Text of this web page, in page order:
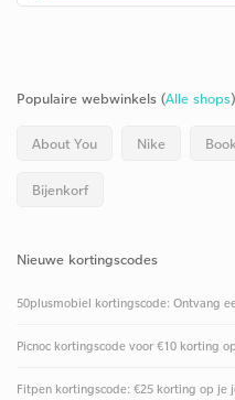
Populaire webwinkels (Alle shops)
About You Nike
Bijenkorf
Nieuwe kortingscodes
50plusmobiel kortingscode: Ontvang
Picnoc kortingscode voor €10 korting
Fitpen kortingscode: €25 korting op je